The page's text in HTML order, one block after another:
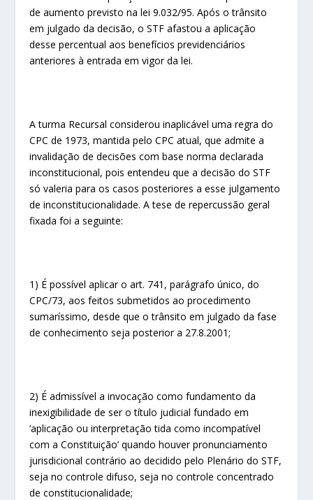
de aumento previsto na lei 9.032/95. Após o trânsito
em julgado da decisão, o STF afastou a aplicação
desse percentual aos benefícios previdenciários
anteriores à entrada em vigor da lei.
A turma Recursal considerou inaplicável uma regra do
CPC de 1973, mantida pelo CPC atual, que admite a
invalidação de decisões com base norma declarada
inconstitucional, pois entendeu que a decisão do STF
só valeria para os casos posteriores a esse julgamento
de inconstitucionalidade. A tese de repercussão geral
fixada foi a seguinte:
1) É possível aplicar o art. 741, parágrafo único, do
CPC/73, aos feitos submetidos ao procedimento
sumaríssimo, desde que o trânsito em julgado da fase
de conhecimento seja posterior a 27.8.2001;
2) É admissível a invocação como fundamento da
inexigibilidade de ser o título judicial fundado em
‘aplicação ou interpretação tida como incompatível
com a Constituição’ quando houver pronunciamento
jurisdicional contrário ao decidido pelo Plenário do STF,
seja no controle difuso, seja no controle concentrado
de constitucionalidade;